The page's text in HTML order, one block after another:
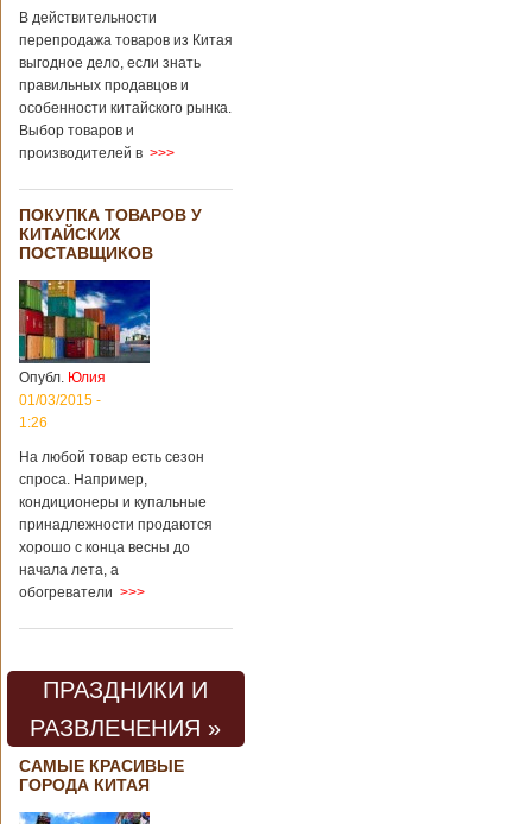
В действительности
перепродажа товаров из Китая
выгодное дело, если знать
правильных продавцов и
особенности китайского рынка.
Выбор товаров и
производителей в >>>
ПОКУПКА ТОВАРОВ У
КИТАЙСКИХ
ПОСТАВЩИКОВ
Опубл. Юлия
01/03/2015 -
1:26
На любой товар есть сезон
спроса. Например,
кондиционеры и купальные
принадлежности продаются
хорошо с конца весны до
начала лета, а
обогреватели >>>
ПРАЗДНИКИ И
РАЗВЛЕЧЕНИЯ »
САМЫЕ КРАСИВЫЕ
ГОРОДА КИТАЯ